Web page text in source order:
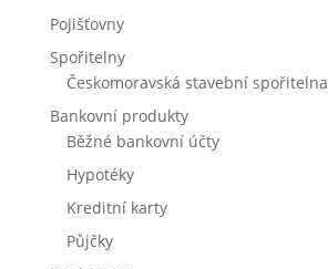
Pojišťovny
Spořitelny
Českomoravská stavební spořitelna
Bankovní produkty
Běžné bankovní účty
Hypotéky
Kreditní karty
Půjčky